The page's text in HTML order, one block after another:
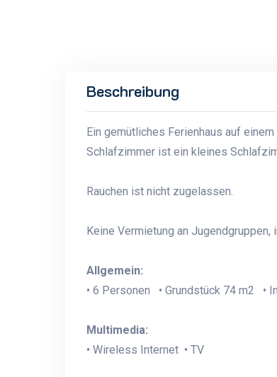
Beschreibung
Ein gemütliches Ferienhaus auf
Schlafzimmer ist ein kleines
Rauchen ist nicht zugelassen.
Keine Vermietung an
Allgemein:
• 6 Personen • Grundstück 74 m2 •
Multimedia:
• Wireless Internet • TV